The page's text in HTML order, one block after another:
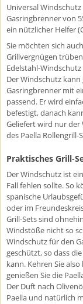
Universal
Gasringbrenner von
ein nützlicher Helfer
Sie möchten sich
Grillvergnügen
Edelstahl-
Der Windschutz
Gasringbrenner mit
passend. Er wird
befestigt, danach
Geliefert wird nur der
des Paella Rollengrill-
Praktisches Grill-
Der Windschutz ist
Fall fehlen sollte. So
spanische
oder im
Grill-Sets sind
Windstöße nicht so
Windschutz für den
geschützt, so dass
kann. Kehren Sie
genießen Sie die
Der Duft nach
Paella und natürlich